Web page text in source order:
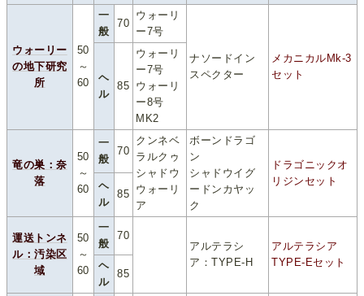
ウォーリー
の地下研究
所
50
～
60
一
般
70
ウォーリ
ー7号
ナソードイン
スペクター
メカニカルMk-3
セット
ヘ
ル
85
ウォーリ
ー7号
ウォーリ
ー8号
MK2
竜の巣：奈
落
50
～
60
一
般
70
クンネベ
ラルクゥ
シャドウ
ウォーリ
ア
ボーンドラゴ
ン
シャドウイグ
ードンカヤッ
ク
ドラゴニックオ
リジンセット
ヘ
ル
85
運送トンネ
ル：汚染区
域
50
～
60
一
般
70
アルテラシ
ア：TYPE-H
アルテラシア
TYPE-Eセット
ヘ
ル
85